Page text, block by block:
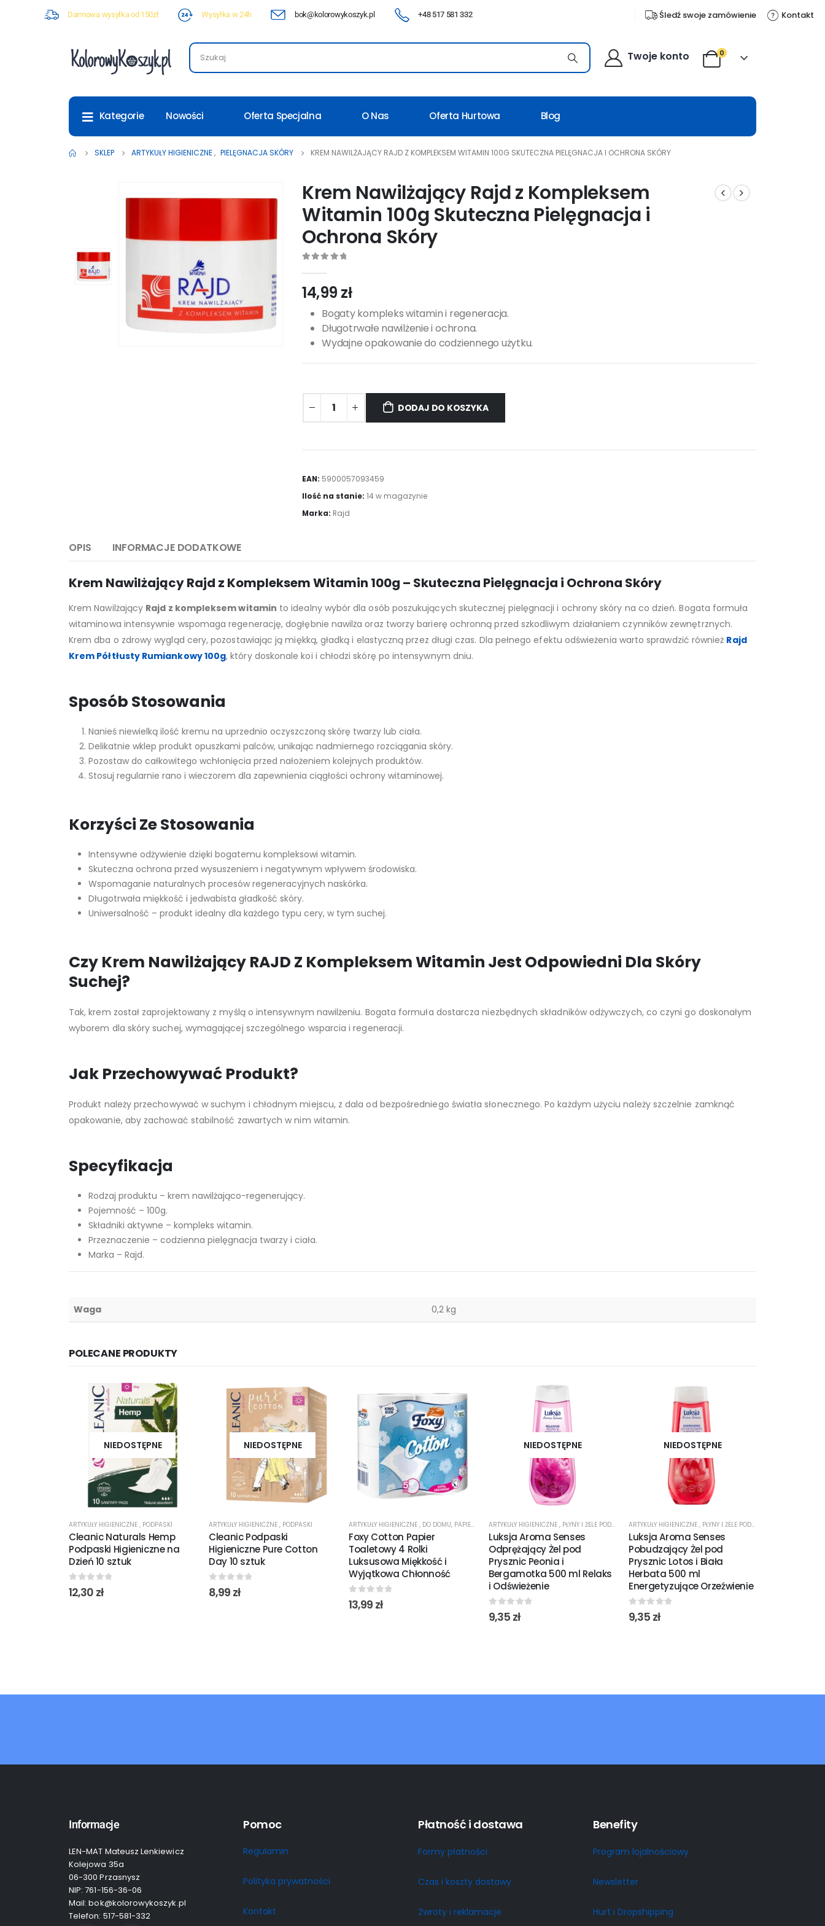
Darmowa wysyłka od 150zł Wysyłka w 24h bok@kolorowykoszyk.pl +48 517 581 332 Śledź swoje zamówienie Kontakt
Twoje konto 0
Kategorie Nowości Oferta Specjalna O Nas Oferta Hurtowa Blog
SKLEP ARTYKUŁY HIGIENICZNE, PIELĘGNACJA SKÓRY KREM NAWILŻAJĄCY RAJD Z KOMPLEKSEM WITAMIN 100G SKUTECZNA PIELĘGNACJA I OCHRONA SKÓRY
Krem Nawilżający Rajd z Kompleksem
Witamin 100g Skuteczna Pielęgnacja i
Ochrona Skóry
14,99 zł
Bogaty kompleks witamin i regeneracja.
Długotrwałe nawilżenie i ochrona.
Wydajne opakowanie do codziennego użytku.
DODAJ DO KOSZYKA
EAN: 5900057093459
Ilość na stanie: 14 w magazynie
Marka: Rajd
OPIS INFORMACJE DODATKOWE
Krem Nawilżający Rajd z Kompleksem Witamin 100g – Skuteczna Pielęgnacja i Ochrona Skóry
Krem Nawilżający Rajd z kompleksem witamin to idealny wybór dla osób poszukujących skutecznej pielęgnacji i ochrony skóry na co dzień. Bogata formuła
witaminowa intensywnie wspomaga regenerację, dogłębnie nawilża oraz tworzy barierę ochronną przed szkodliwym działaniem czynników zewnętrznych.
Krem dba o zdrowy wygląd cery, pozostawiając ją miękką, gładką i elastyczną przez długi czas. Dla pełnego efektu odświeżenia warto sprawdzić również Rajd
Krem Półtłusty Rumiankowy 100g, który doskonale koi i chłodzi skórę po intensywnym dniu.
Sposób Stosowania
Nanieś niewielką ilość kremu na uprzednio oczyszczoną skórę twarzy lub ciała.
Delikatnie wklep produkt opuszkami palców, unikając nadmiernego rozciągania skóry.
Pozostaw do całkowitego wchłonięcia przed nałożeniem kolejnych produktów.
Stosuj regularnie rano i wieczorem dla zapewnienia ciągłości ochrony witaminowej.
Korzyści Ze Stosowania
Intensywne odżywienie dzięki bogatemu kompleksowi witamin.
Skuteczna ochrona przed wysuszeniem i negatywnym wpływem środowiska.
Wspomaganie naturalnych procesów regeneracyjnych naskórka.
Długotrwała miękkość i jedwabista gładkość skóry.
Uniwersalność – produkt idealny dla każdego typu cery, w tym suchej.
Czy Krem Nawilżający RAJD Z Kompleksem Witamin Jest Odpowiedni Dla Skóry
Suchej?
Tak, krem został zaprojektowany z myślą o intensywnym nawilżeniu. Bogata formuła dostarcza niezbędnych składników odżywczych, co czyni go doskonałym
wyborem dla skóry suchej, wymagającej szczególnego wsparcia i regeneracji.
Jak Przechowywać Produkt?
Produkt należy przechowywać w suchym i chłodnym miejscu, z dala od bezpośredniego światła słonecznego. Po każdym użyciu należy szczelnie zamknąć
opakowanie, aby zachować stabilność zawartych w nim witamin.
Specyfikacja
Rodzaj produktu – krem nawilżająco-regenerujący.
Pojemność – 100g.
Składniki aktywne – kompleks witamin.
Przeznaczenie – codzienna pielęgnacja twarzy i ciała.
Marka – Rajd.
Waga 0,2 kg
POLECANE PRODUKTY
NIEDOSTĘPNE
ARTYKUŁY HIGIENICZNE , PODPASKI
Cleanic Naturals Hemp
Podpaski Higieniczne na
Dzień 10 sztuk
0out of 5
12,30 zł
NIEDOSTĘPNE
ARTYKUŁY HIGIENICZNE , PODPASKI
Cleanic Podpaski
Higieniczne Pure Cotton
Day 10 sztuk
0out of 5
8,99 zł
ARTYKUŁY HIGIENICZNE , DO DOMU, PAPIER TOALETOWY
Foxy Cotton Papier
Toaletowy 4 Rolki
Luksusowa Miękkość i
Wyjątkowa Chłonność
0out of 5
13,99 zł
NIEDOSTĘPNE
ARTYKUŁY HIGIENICZNE , PŁYNY I ŻELE POD PRYSZNIC
Luksja Aroma Senses
Odprężający Żel pod
Prysznic Peonia i
Bergamotka 500 ml Relaks
i Odświeżenie
0out of 5
9,35 zł
NIEDOSTĘPNE
ARTYKUŁY HIGIENICZNE , PŁYNY I ŻELE POD PRYSZNIC
Luksja Aroma Senses
Pobudzający Żel pod
Prysznic Lotos i Biała
Herbata 500 ml
Energetyzujące Orzeźwienie
0out of 5
9,35 zł
Informacje
LEN-MAT Mateusz Lenkiewicz
Kolejowa 35a
06-300 Przasnysz
NIP: 761-156-36-06
Mail: bok@kolorowykoszyk.pl
Telefon: 517-581-332
Pomoc
Regulamin
Polityka prywatności
Kontakt
Płatność i dostawa
Formy płatności
Czas i koszty dostawy
Zwroty i reklamacje
Benefity
Program lojalnościowy
Newsletter
Hurt i Dropshipping